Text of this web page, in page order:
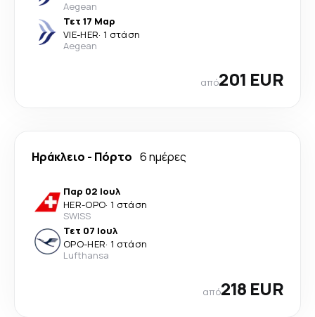
Aegean
Τετ 17 Μαρ
VIE-HER· 1 στάση
Aegean
από201 EUR
Ηράκλειο - Πόρτο 6 ημέρες
Παρ 02 Ιουλ
HER-OPO· 1 στάση
SWISS
Τετ 07 Ιουλ
OPO-HER· 1 στάση
Lufthansa
από218 EUR